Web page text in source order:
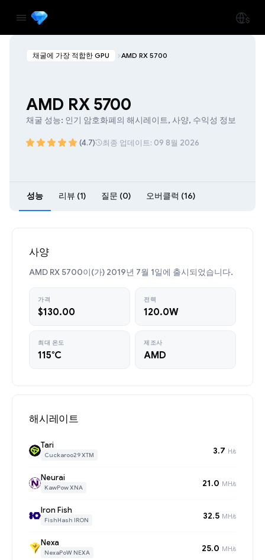
채굴에 가장 적합한 GPU AMD RX 5700
AMD RX 5700
채굴 성능: 인기 암호화폐의 해시레이트, 사양, 수익성 정보
(4.7) 최종 업데이트: 09 8월 2026
성능 리뷰 (1) 질문 (0) 오버클럭 (16)
사양
AMD RX 5700이(가) 2019년 7월 1일에 출시되었습니다.
가격
$130.00
전력
120.0W
최대 온도
115°C
제조사
AMD
해시레이트
Tari
Cuckaroo29 XTM 3.7 H/s
Neurai
KawPow XNA 21.0 MH/s
Iron Fish
FishHash IRON 32.5 MH/s
Nexa
NexaPoW NEXA 25.0 MH/s